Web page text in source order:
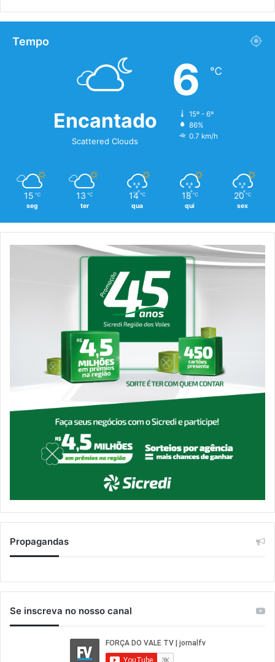
Tempo
Encantado
Scattered Clouds
6 ℃
15º - 6º
86%
0.7 km/h
15 ℃
seg
13 ℃
ter
14 ℃
qua
18 ℃
qui
20 ℃
sex
Propagandas
Se inscreva no nosso canal